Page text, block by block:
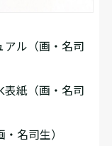
ル（画・名司
紙（画・名司
・名司生）